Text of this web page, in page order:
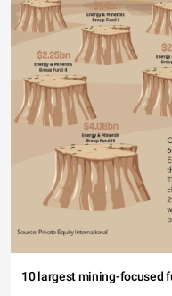
10 largest mining-focused